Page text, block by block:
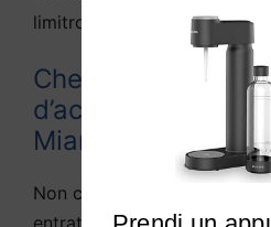
limitrofi:
Che differenza
d’acqua e
Miane?
Non c’è in pratica alcuna
entrata nella lingua parlata